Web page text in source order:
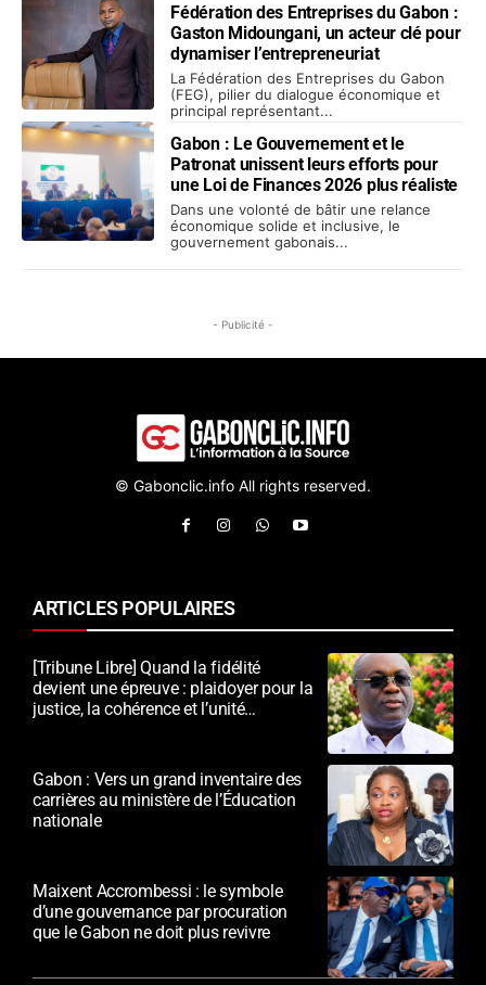
Fédération des Entreprises du Gabon :
Gaston Midoungani, un acteur clé pour
dynamiser l’entrepreneuriat
La Fédération des Entreprises du Gabon
(FEG), pilier du dialogue économique et
principal représentant...
Gabon : Le Gouvernement et le
Patronat unissent leurs efforts pour
une Loi de Finances 2026 plus réaliste
Dans une volonté de bâtir une relance
économique solide et inclusive, le
gouvernement gabonais...
- Publicité -
© Gabonclic.info All rights reserved.
ARTICLES POPULAIRES
[Tribune Libre] Quand la fidélité
devient une épreuve : plaidoyer pour la
justice, la cohérence et l’unité
Gabon : Vers un grand inventaire des
carrières au ministère de l’Éducation
nationale
Maixent Accrombessi : le symbole
d’une gouvernance par procuration
que le Gabon ne doit plus revivre